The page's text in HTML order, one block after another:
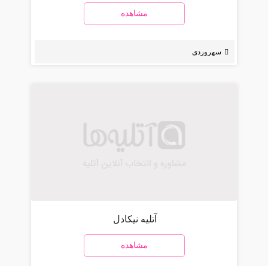
مشاهده
سهروردی
آتلیه نیکادل
مشاهده